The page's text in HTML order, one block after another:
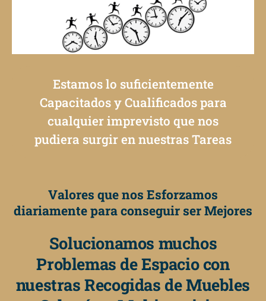
Estamos lo suficientemente
Capacitados y Cualificados para
cualquier imprevisto que nos
pudiera surgir en nuestras Tareas
Valores que nos Esforzamos
diariamente para conseguir ser Mejores
Solucionamos muchos
Problemas de Espacio con
nuestras Recogidas de Muebles